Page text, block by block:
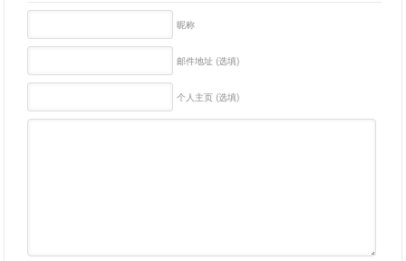
昵称
邮件地址 (选填)
个人主页 (选填)